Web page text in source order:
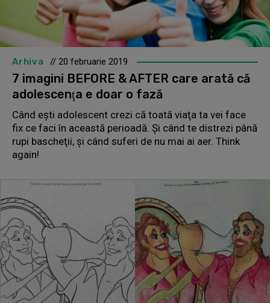
Arhiva // 20 februarie 2019
7 imagini BEFORE & AFTER care arată că
adolescenţa e doar o fază
Când eşti adolescent crezi că toată viaţa ta vei face
fix ce faci în această perioadă. Şi când te distrezi până
rupi bascheţii, şi când suferi de nu mai ai aer. Think
again!